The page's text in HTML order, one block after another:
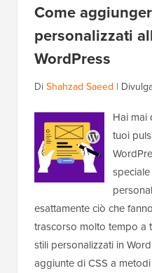
Come
personalizzati
WordPress
Di Shahzad Saeed |
Hai mai
tuoi
esattamente ciò che
trascorso molto tempo a
stili personalizzati in
aggiunte di CSS a